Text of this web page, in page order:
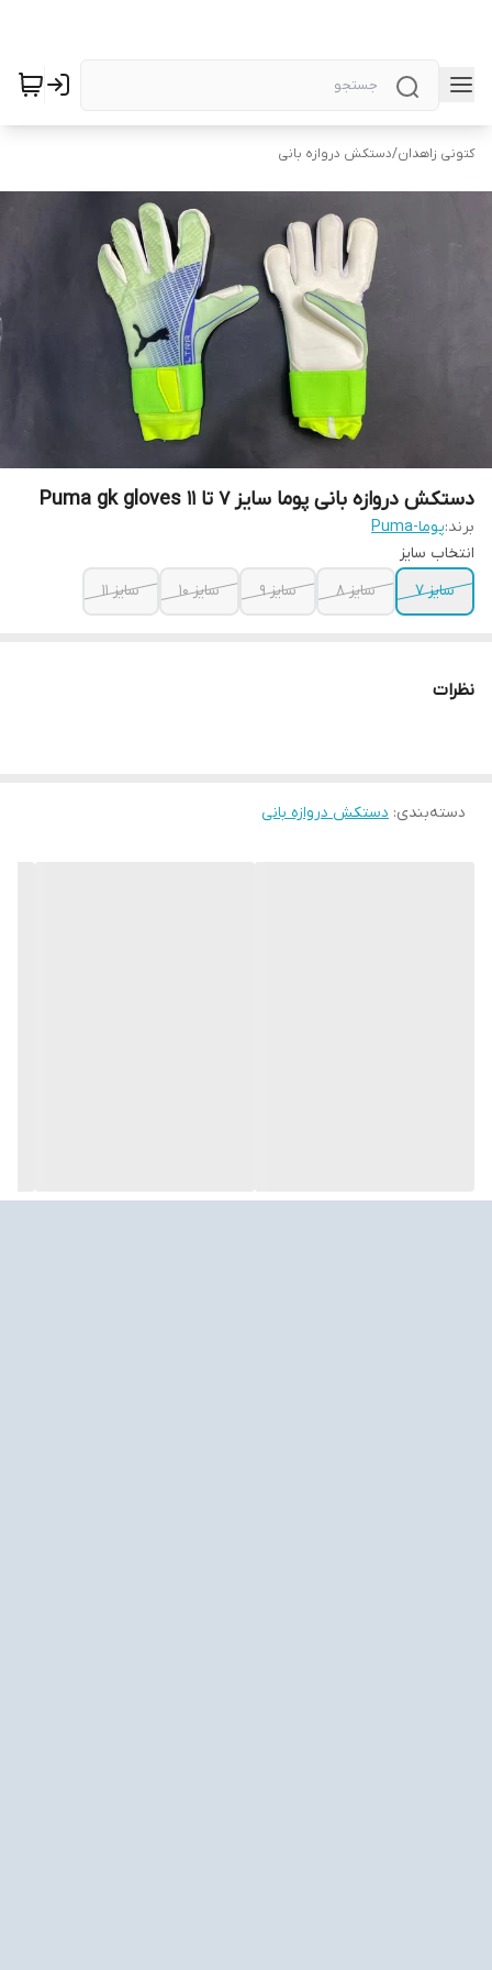
کتونی زاهدان/دستکش دروازه بانی
دستکش دروازه بانی پوما سایز ۷ تا ۱۱ Puma gk gloves
برند:پوما-Puma
انتخاب سایز
سایز ۷
سایز ۸ سایز ۹ سایز ۱۰ سایز ۱۱
نظرات
دسته‌بندی: دستکش دروازه بانی